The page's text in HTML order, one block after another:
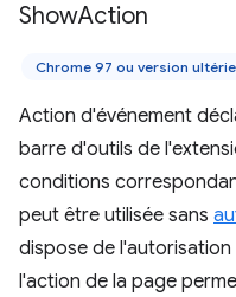
ShowAction
Chrome 97 ou version
Action d'événement
barre d'outils de
conditions
peut être utilisée sans
dispose de l'autorisation
l'action de la page